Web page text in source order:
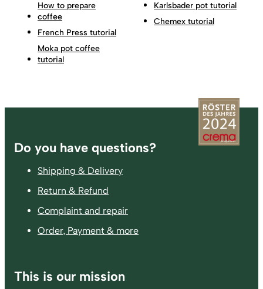
How to prepare
coffee
French Press tutorial
Moka pot coffee
tutorial
Karlsbader pot tutorial
Chemex tutorial
Footer
Do you have questions?
Shipping & Delivery
Return & Refund
Complaint and repair
Order, Payment & more
This is our mission